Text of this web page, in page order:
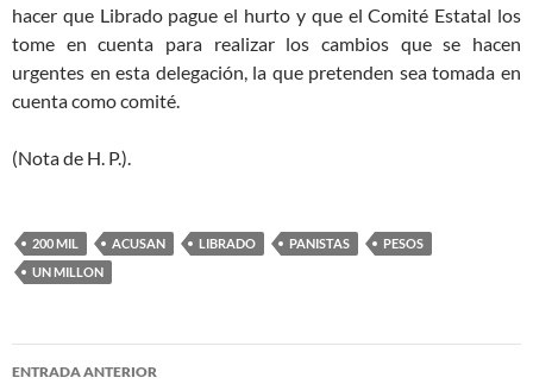
hacer que Librado pague el hurto y que el Comité Estatal los
tome en cuenta para realizar los cambios que se hacen
urgentes en esta delegación, la que pretenden sea tomada en
cuenta como comité.
(Nota de H. P.).
200 MIL ACUSAN LIBRADO PANISTAS
PESOS
UN MILLON
Navegación
ENTRADA ANTERIOR